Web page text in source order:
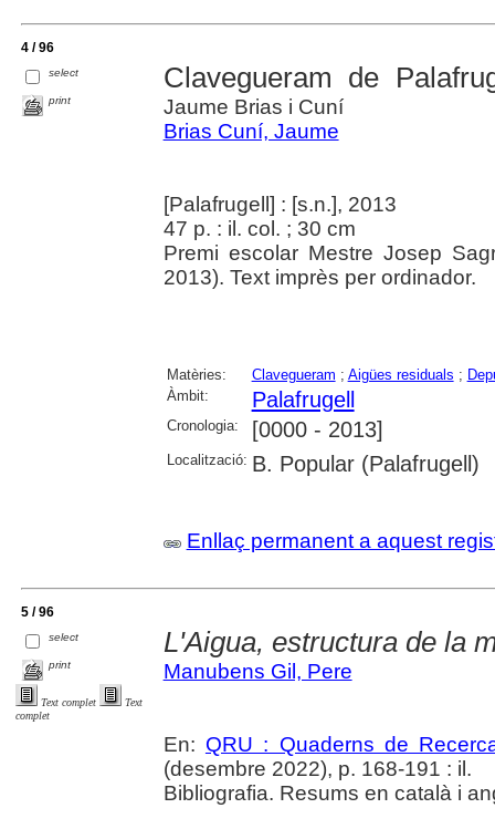
4 / 96
select
print
Clavegueram de
Jaume Brias i Cuní
Brias Cuní, Jaume
[Palafrugell] : [s.n.], 2013
47 p. : il. col. ; 30 cm
Premi escolar Mestre Josep
2013). Text imprès per ordinador.
Matèries: Clavegueram ; Aigües residuals ;
Àmbit:
Palafrugell
Cronologia: [0000 - 2013]
Localització: B. Popular (Palafrugell)
Enllaç permanent a aquest
5 / 96
select
print
Text complet
Text
complet
L'Aigua, estructura de la
Manubens Gil, Pere
En: QRU : Quaderns de
(desembre 2022), p. 168-191 : il.
Bibliografia. Resums en català i